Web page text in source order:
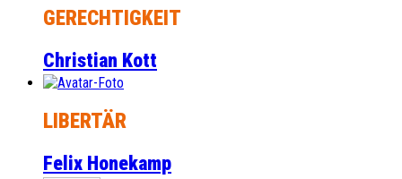
GERECHTIGKEIT
Christian Kott
LIBERTÄR
Felix Honekamp